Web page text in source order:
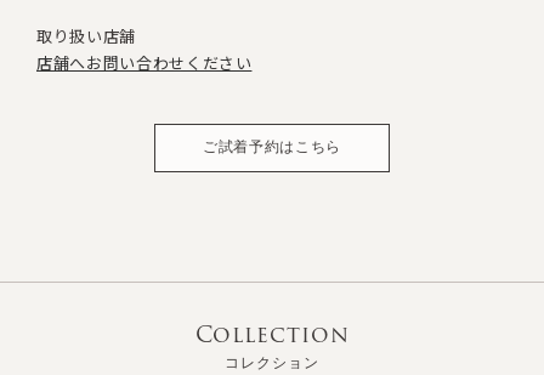
取り扱い店舗
店舗へお問い合わせください
ご試着予約はこちら
Collection
コレクション